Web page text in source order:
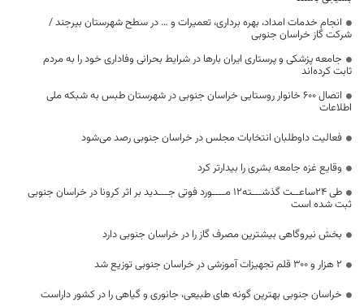
انجام خدمات امداد، بهره برداری، تعمیرات و … در سطح شهرستان بیرجند /
شرکت گاز خراسان جنوبی
جامعه پزشکی و پرستاری ایران بارها در شرایط بحرانی وفاداری خود را به مردم
ثابت کرده‌اند
اتصال ۶۰۰ خانوار روستایی خراسان جنوبی در شهرستان طبس به شبکه ملی
اطلاعات
فعالیت داوطلبان انتخابات مجلس در خراسان جنوبی رصد می‌شود
وقایع غزه جامعه بشری را بیدارتر کرد
طی 24ساعــت گذشـــته12 مــــورد فوتی جـــدید بر اثر کرونا در خراسان جنوبی
ثبت شده است
بخش نیروگاهی بیشترین مصرف گاز را در خراسان جنوبی دارد
۲ هزار و ۳۰۰ قلم تجهیزات آموزشی در خراسان جنوبی توزیع شد
خراسان جنوبی بهترین گونه های طبیعی، جانوری و گیاهی را در کشور داراست